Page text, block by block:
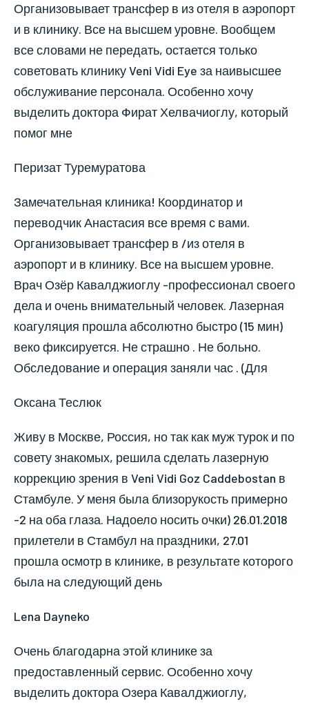
Организовывает трансфер в из отеля в аэропорт
и в клинику. Все на высшем уровне. Вообщем
все словами не передать, остается только
советовать клинику Veni Vidi Eye за наивысшее
обслуживание персонала. Особенно хочу
выделить доктора Фират Хелвачиоглу, который
помог мне
Перизат Туремуратова
Замечательная клиника! Координатор и
переводчик Анастасия все время с вами.
Организовывает трансфер в /из отеля в
аэропорт и в клинику. Все на высшем уровне.
Врач Озёр Кавалджиоглу -профессионал своего
дела и очень внимательный человек. Лазерная
коагуляция прошла абсолютно быстро (15 мин)
веко фиксируется. Не страшно . Не больно.
Обследование и операция заняли час . (Для
Оксана Теслюк
Живу в Москве, Россия, но так как муж турок и по
совету знакомых, решила сделать лазерную
коррекцию зрения в Veni Vidi Goz Caddebostan в
Стамбуле. У меня была близорукость примерно
-2 на оба глаза. Надоело носить очки) 26.01.2018
прилетели в Стамбул на праздники, 27.01
прошла осмотр в клинике, в результате которого
была на следующий день
Lena Dayneko
Очень благодарна этой клинике за
предоставленный сервис. Особенно хочу
выделить доктора Озера Кавалджиоглу,